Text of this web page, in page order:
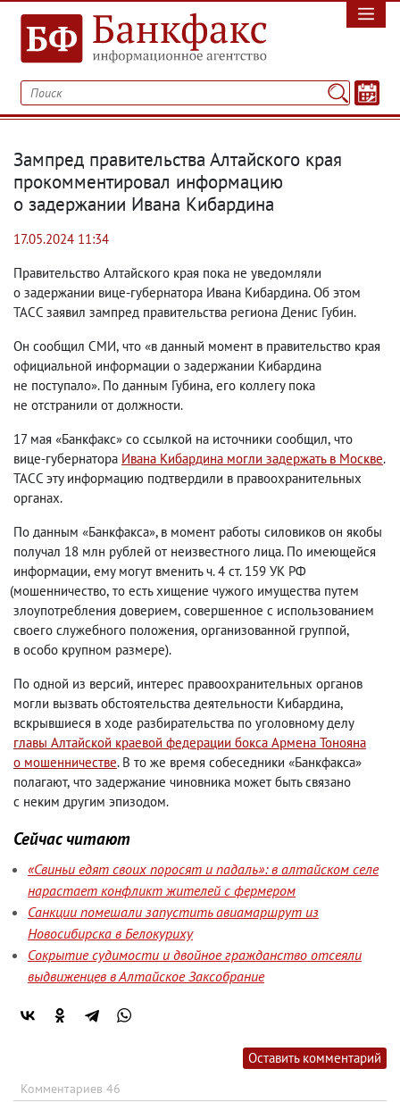
Зампред правительства Алтайского края
прокомментировал информацию
о задержании Ивана Кибардина
17.05.2024 11:34
Правительство Алтайского края пока не уведомляли
о задержании вице-губернатора Ивана Кибардина. Об этом
ТАСС заявил зампред правительства региона Денис Губин.
Он сообщил СМИ, что «в данный момент в правительство края
официальной информации о задержании Кибардина
не поступало». По данным Губина, его коллегу пока
не отстранили от должности.
17 мая «Банкфакс» со ссылкой на источники сообщил, что
вице-губернатора Ивана Кибардина могли задержать в Москве.
ТАСС эту информацию подтвердили в правоохранительных
органах.
По данным «Банкфакса», в момент работы силовиков он якобы
получал 18 млн рублей от неизвестного лица. По имеющейся
информации, ему могут вменить ч. 4 ст. 159 УК РФ
(мошенничество, то есть хищение чужого имущества путем
злоупотребления доверием, совершенное с использованием
своего служебного положения, организованной группой,
в особо крупном размере).
По одной из версий, интерес правоохранительных органов
могли вызвать обстоятельства деятельности Кибардина,
вскрывшиеся в ходе разбирательства по уголовному делу
главы Алтайской краевой федерации бокса Армена Тонояна
о мошенничестве. В то же время собеседники «Банкфакса»
полагают, что задержание чиновника может быть связано
с неким другим эпизодом.
Сейчас читают
«Свиньи едят своих поросят и падаль»: в алтайском селе
нарастает конфликт жителей с фермером
Санкции помешали запустить авиамаршрут из
Новосибирска в Белокуриху
Сокрытие судимости и двойное гражданство отсеяли
выдвиженцев в Алтайское Заксобрание
Оставить комментарий
Комментариев 46